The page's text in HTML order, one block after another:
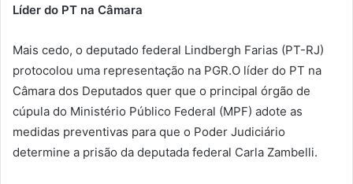
Líder do PT na Câmara
Mais cedo, o deputado federal Lindbergh Farias (PT-RJ)
protocolou uma representação na PGR.O líder do PT na
Câmara dos Deputados quer que o principal órgão de
cúpula do Ministério Público Federal (MPF) adote as
medidas preventivas para que o Poder Judiciário
determine a prisão da deputada federal Carla Zambelli.